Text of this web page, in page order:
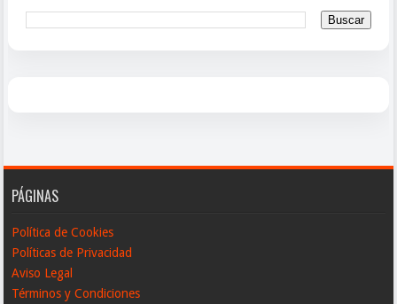
PÁGINAS
Política de Cookies
Políticas de Privacidad
Aviso Legal
Términos y Condiciones